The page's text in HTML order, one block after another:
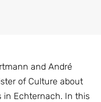
and André
of Culture about
Echternach. In this